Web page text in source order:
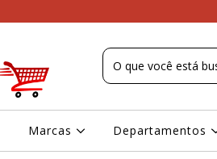
Marcas Departamentos